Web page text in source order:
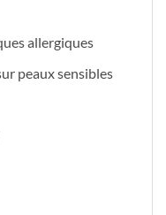
allergiques
peaux sensibles